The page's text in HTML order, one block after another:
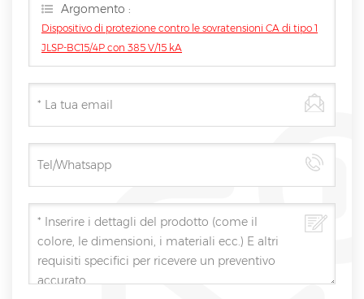
Argomento :
Dispositivo di protezione contro le sovratensioni CA di tipo 1
JLSP-BC15/4P con 385 V/15 kA